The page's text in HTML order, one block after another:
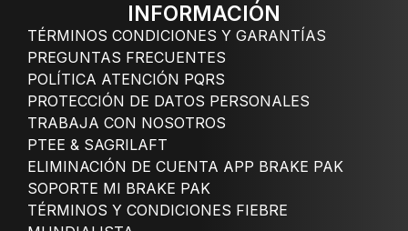
INFORMACIÓN
TÉRMINOS CONDICIONES Y GARANTÍAS
PREGUNTAS FRECUENTES
POLÍTICA ATENCIÓN PQRS
PROTECCIÓN DE DATOS PERSONALES
TRABAJA CON NOSOTROS
PTEE & SAGRILAFT
ELIMINACIÓN DE CUENTA APP BRAKE PAK
SOPORTE MI BRAKE PAK
TÉRMINOS Y CONDICIONES FIEBRE